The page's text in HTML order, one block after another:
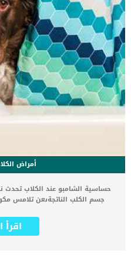
أمراض
حساسية الشامبو عند الكلاب تحدث
جسم الكلب الناتجةىعن تلامس
التى تصيب الكلاب. كما يتم
والحشرات وعزو القراد والقملاقرأ